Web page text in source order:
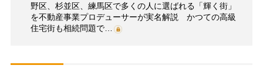
野区、杉並区、練馬区で多くの人に選ばれる「輝く街」
を不動産事業プロデューサーが実名解説 かつての高級
住宅街も相続問題で…